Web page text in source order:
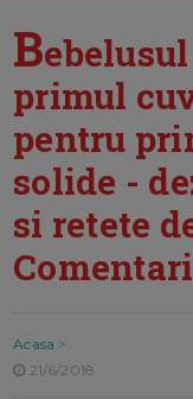
B
primul
pentru
solide -
si retete
Acasa >
21/6/2018